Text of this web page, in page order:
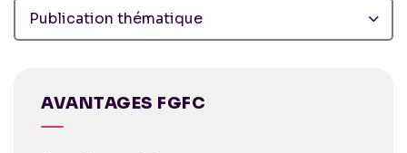
Publication thématique
AVANTAGES FGFC